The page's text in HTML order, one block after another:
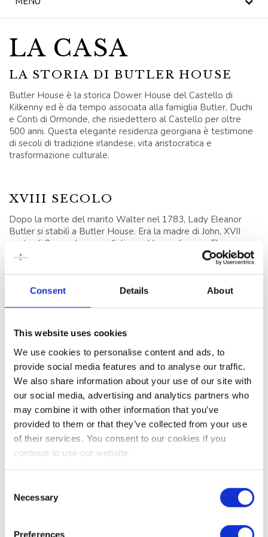
Consent Details About
This website uses cookies
We use cookies to personalise content and ads, to
provide social media features and to analyse our traffic.
We also share information about your use of our site with
our social media, advertising and analytics partners who
may combine it with other information that you’ve
provided to them or that they’ve collected from your use
of their services. You consent to our cookies if you
continue to use our website.
Selection
Necessary
Preferences
TÈ DEL POMERIGGIO
NOTIZIA
BLOG
KILKENNY CIVIC
TRUST
CELEBRAZIONI
OFFERTE SPECIALI
BUONI REGALO
GARDEN, UN
ORGOGLIOSO
MEMBRO DEL BLUE
DORMIRE
CONFERENZE,
RIUNIONI ED EVENTI
EVENTI
COSE DA FARE A
LA CASA
LA STORIA DI BUTLER HOUSE
Butler House è la storica Dower House del Castello di
Kilkenny ed è da tempo associata alla famiglia Butler, Duchi
e Conti di Ormonde, che risiedettero al Castello per oltre
500 anni. Questa elegante residenza georgiana è testimone
di secoli di tradizione irlandese, vita aristocratica e
trasformazione culturale.
XVIII SECOLO
Dopo la morte del marito Walter nel 1783, Lady Eleanor
Butler si stabilì a Butler House. Era la madre di John, XVII
conte di Ormonde, e sua figlia, anch'essa di nome Eleanor,
divenne una delle celebri "Dame di Llangollen", una coppia di
donne celebrate in Galles per il loro stile di vita indipendente
icone LGBTQ+.
XIX SECOLO
Nel 1831, James, conte di Ormonde, visse a Butler House
mentre il Castello di Kilkenny era in fase di ricostruzione.
Durante l'epidemia di colera del 1832, la casa svolse un ruolo
umanitario, ospitando una mensa popolare a sostegno della
comunità locale.
Nel 1870, la Butler House divenne un centro di scambi
accademici e culturali, ospitando le riunioni della Royal
Historical and Archaeological Association of Ireland.
XX SECOLO
all'avanguardia, intraprese il restauro della casa. Gli interni